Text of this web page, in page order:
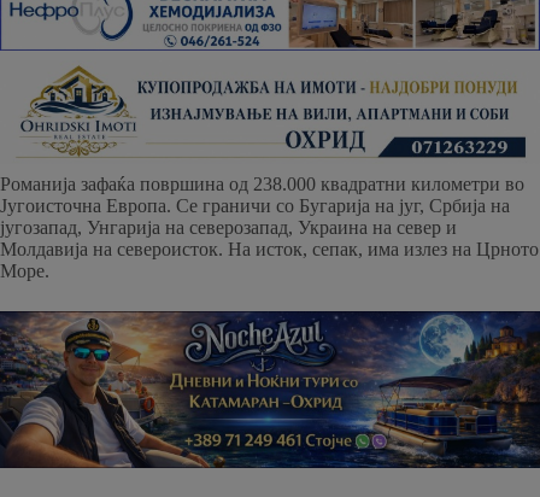
Романија зафаќа површина од 238.000 квадратни километри во
Југоисточна Европа. Се граничи со Бугарија на југ, Србија на
југозапад, Унгарија на северозапад, Украина на север и
Молдавија на североисток. На исток, сепак, има излез на Црното
Море.